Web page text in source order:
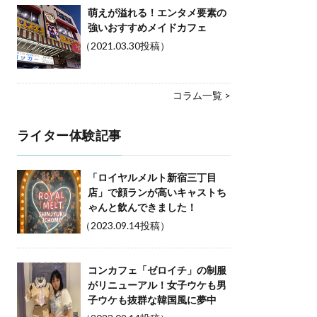
萌えが溢れる！エンタメ要素の
強いおすすめメイドカフェ
（2021.03.30投稿）
コラム一覧 >
ライター体験記事
「ロイヤルメルト新宿三丁目
店」で顔ランが高いキャストち
ゃんと飲んできました！
（2023.09.14投稿）
コンカフェ「ゼロイチ」の制服
がリニューアル！女子ウケも男
子ウケも抜群な韓国風に夢中